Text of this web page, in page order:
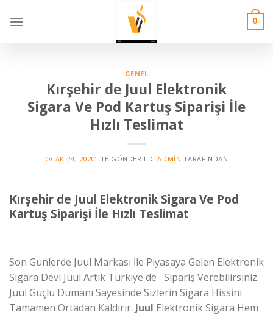
0
GENEL
Kırşehir de Juul Elektronik
Sigara Ve Pod Kartuş Siparişi İle
Hızlı Teslimat
OCAK 24, 2020’' TE GÖNDERILDI ADMIN TARAFINDAN
Kırşehir de Juul Elektronik Sigara Ve Pod
Kartuş Siparişi İle Hızlı Teslimat
Son Günlerde Juul Markası İle Piyasaya Gelen Elektronik
Sigara Devi Juul Artık Türkiye de Sipariş Verebilirsiniz.
Juul Güçlü Dumanı Sayesinde Sizlerin Sigara Hissini
Tamamen Ortadan Kaldırır. Juul Elektronik Sigara Hem